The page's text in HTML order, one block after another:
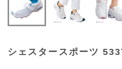
シェスタースポーツ